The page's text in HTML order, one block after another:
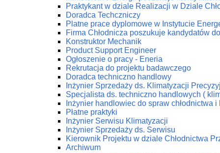
Praktykant w dziale Realizacji w Dziale
Doradca Techczniczy
Platne prace dyplomowe w Instytucie
Firma Chłodnicza poszukuje kandydatów
Konstruktor Mechanik
Product Support Engineer
Ogłoszenie o pracy - Eneria
Rekrutacja do projektu badawczego
Doradca techniczno handlowy
Inżynier Sprzedaży ds. Klimatyzacji
Specjalista ds. techniczno handlowych (
Inżynier handlowiec do spraw chłodnictwa
Płatne praktyki
Inżynier Serwisu Klimatyzacji
Inżynier Sprzedaży ds. Serwisu
Kierownik Projektu w dziale Chłodnictwa
Archiwum